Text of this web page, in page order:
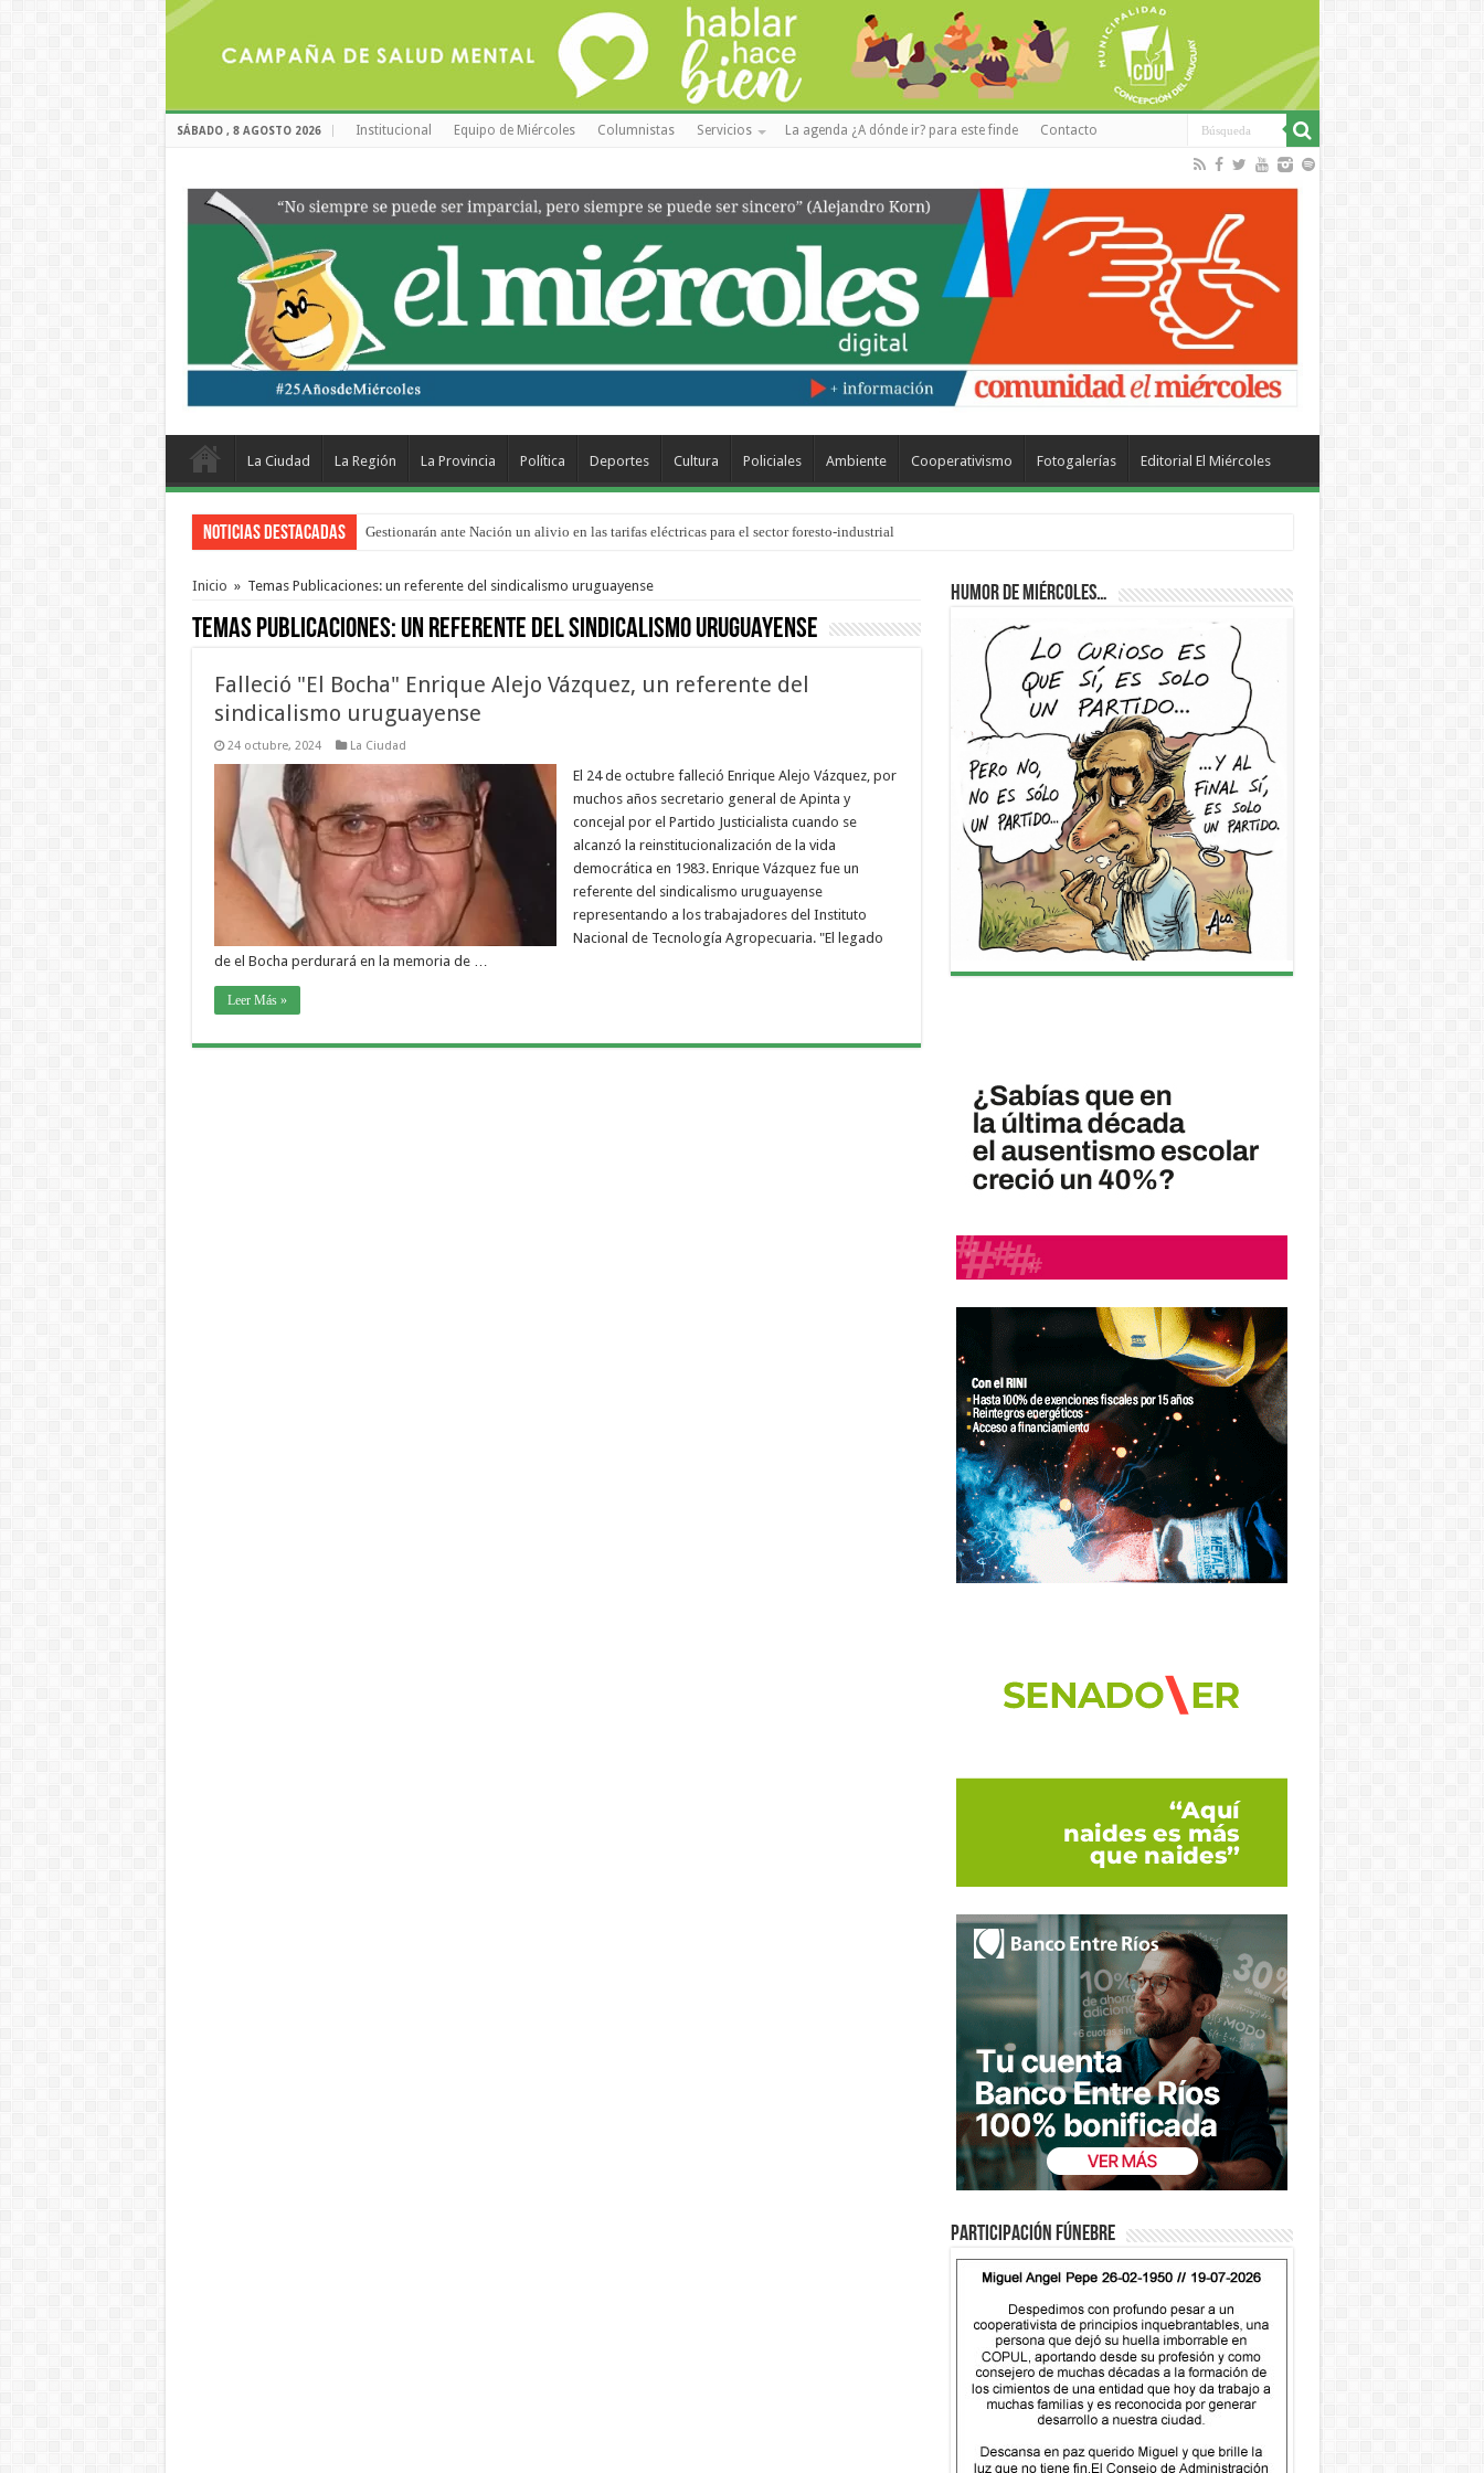
SÁBADO , 8 AGOSTO 2026 Institucional Equipo de Miércoles Columnistas Servicios La agenda ¿A dónde ir? para este finde Contacto
La Ciudad La Región La Provincia Política Deportes Cultura Policiales Ambiente Cooperativismo Fotogalerías Editorial El Miércoles
Noticias Destacadas Gestionarán ante Nación un alivio en las tarifas eléctricas para el sector foresto-industrial
La media sanción a la ley de Inviolabilidad ya ingresó en revisión a Diputados
Inicio » Temas Publicaciones: un referente del sindicalismo uruguayense
Temas Publicaciones: un referente del sindicalismo uruguayense
Falleció "El Bocha" Enrique Alejo Vázquez, un referente del
sindicalismo uruguayense
24 octubre, 2024 La Ciudad
El 24 de octubre falleció Enrique Alejo Vázquez, por
muchos años secretario general de Apinta y
concejal por el Partido Justicialista cuando se
alcanzó la reinstitucionalización de la vida
democrática en 1983. Enrique Vázquez fue un
referente del sindicalismo uruguayense
representando a los trabajadores del Instituto
Nacional de Tecnología Agropecuaria. "El legado
de el Bocha perdurará en la memoria de …
Leer Más »
Humor de Miércoles…
Participación fúnebre